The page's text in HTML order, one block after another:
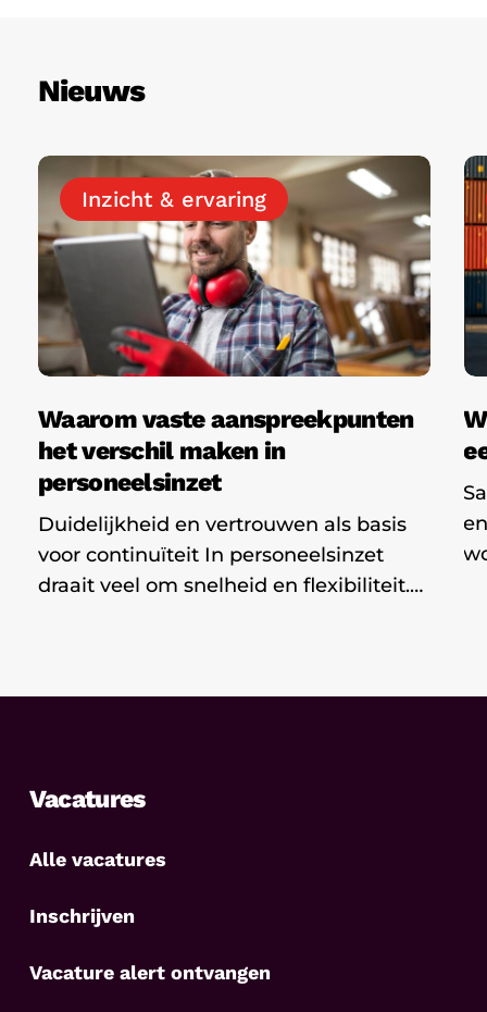
Nieuws
Waarom
vaste
aanspreekpunten
het
verschil
maken
in
personeelsinzet
Inzicht & ervaring
Waarom vaste aanspreekpunten
het verschil maken in
personeelsinzet
Duidelijkheid en vertrouwen als basis
voor continuïteit In personeelsinzet
draait veel om snelheid en flexibiliteit.…
Vacatures
Alle vacatures
Inschrijven
Vacature alert ontvangen